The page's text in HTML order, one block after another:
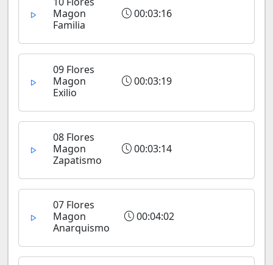
Magon
Familia
00:03:16
09 Flores
Magon
Exilio
00:03:19
08 Flores
Magon
Zapatismo
00:03:14
07 Flores
Magon
Anarquismo
00:04:02